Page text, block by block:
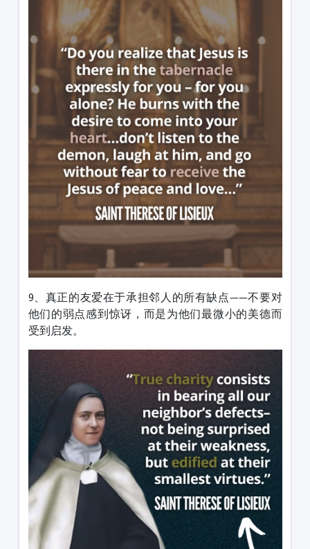
9、真正的友爱在于承担邻人的所有缺点——不要对
他们的弱点感到惊讶，而是为他们最微小的美德而
受到启发。